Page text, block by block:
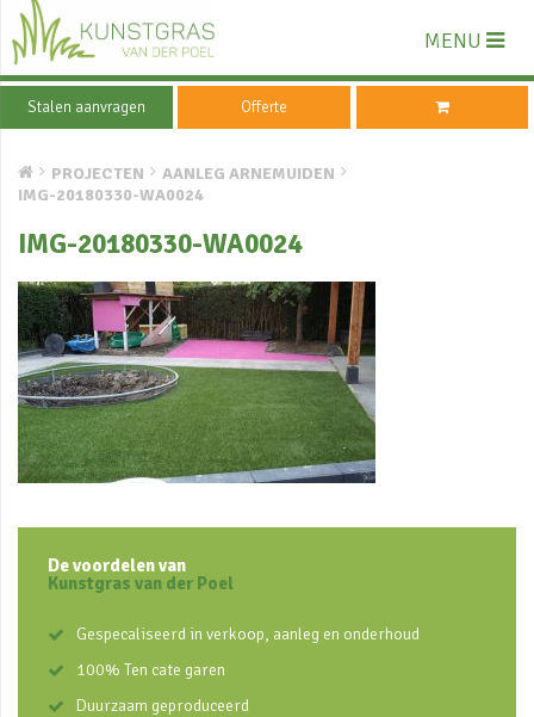
MENU
Stalen aanvragen Offerte
PROJECTEN
AANLEG ARNEMUIDEN
IMG-20180330-WA0024
IMG-20180330-WA0024
De voordelen van
Kunstgras van der Poel
Gespecaliseerd in verkoop, aanleg en onderhoud
100% Ten cate garen
Duurzaam geproduceerd